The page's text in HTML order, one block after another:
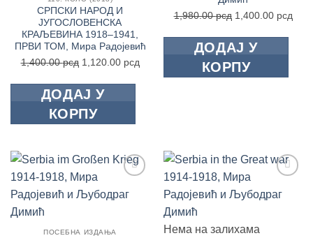
СРПСКИ НАРОД И
ЈУГОСЛОВЕНСКА
КРАЉЕВИНА 1918–1941,
ПРВИ ТОМ, Мира Радојевић
1,400.00рсд Оригинална
је
1,400.00 рсд.
1,120.00 рсдТренутна
ДОДАЈ У
КОРПУ
1,980.00рсд Оригинална
је
1,980.00 рсд.
1,400.00 рсд
ДОДАЈ У
КОРПУ
ПОСЕБНА ИЗДАЊА Нема на залихама